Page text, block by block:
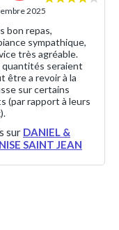
2025
bon repas,
sympathique,
très agréable.
quantités seraient
être a revoir à la
sur certains
(par rapport à leurs
sur DANIEL &
SAINT JEAN